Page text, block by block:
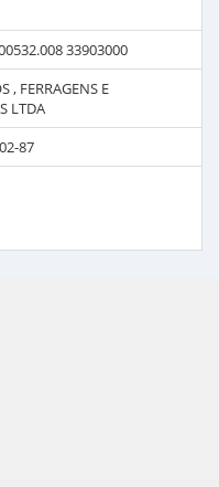
33903000
, FERRAGENS E
LTDA
87